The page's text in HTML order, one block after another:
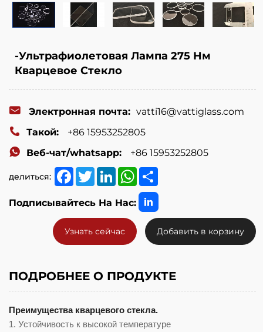
-Ультрафиолетовая Лампа 275 Нм
Кварцевое Стекло
Электронная почта: vatti16@vattiglass.com
Такой:
+86 15953252805
Веб-чат/whatsapp:
+86 15953252805
делиться: FacebookTwitterLinkedInWhatsApp
Подписывайтесь На Нас:
Узнать сейчас Добавить в корзину
ПОДРОБНЕЕ О ПРОДУКТЕ
Преимущества кварцевого стекла.
1. Устойчивость к высокой температуре